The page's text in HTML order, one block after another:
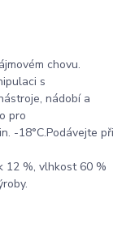
chovu.
s
nádobí a
pro
-18°C.Podávejte při
12 %, vlhkost 60 %